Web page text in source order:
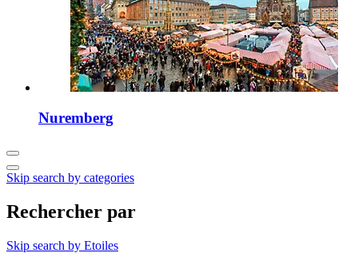
Nuremberg
Skip search by categories
Rechercher par
Skip search by Etoiles